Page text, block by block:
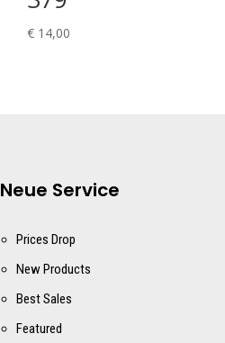
€14,00
Neue Service
Prices Drop
New Products
Best Sales
Featured